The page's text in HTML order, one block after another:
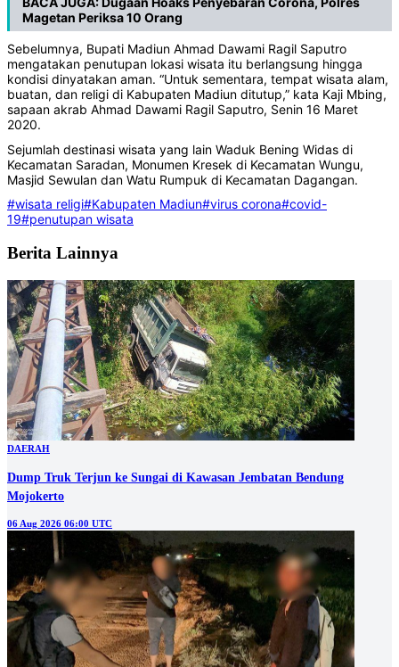
Magetan Periksa 10 Orang
Sebelumnya, Bupati Madiun Ahmad Dawami Ragil Saputro
mengatakan penutupan lokasi wisata itu berlangsung hingga
kondisi dinyatakan aman. “Untuk sementara, tempat wisata alam,
buatan, dan religi di Kabupaten Madiun ditutup,” kata Kaji Mbing,
sapaan akrab Ahmad Dawami Ragil Saputro, Senin 16 Maret
2020.
Sejumlah destinasi wisata yang lain Waduk Bening Widas di
Kecamatan Saradan, Monumen Kresek di Kecamatan Wungu,
Masjid Sewulan dan Watu Rumpuk di Kecamatan Dagangan.
#wisata religi#Kabupaten Madiun#virus corona#covid-
19#penutupan wisata
Berita Lainnya
DAERAH
Dump Truk Terjun ke Sungai di Kawasan Jembatan Bendung
Mojokerto
06 Aug 2026 06:00 UTC